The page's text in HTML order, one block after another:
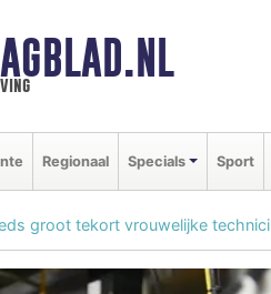
Regionaal Specials Sport
groot tekort vrouwelijke technici